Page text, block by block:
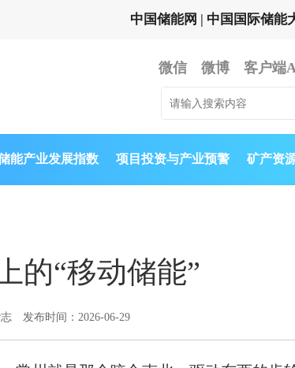
中国储能网 | 中国国际储能
微信 微博 客户端
能产业发展指数 项目投资与产业预警 矿产资
的“移动储能”
发布时间：2026-06-29